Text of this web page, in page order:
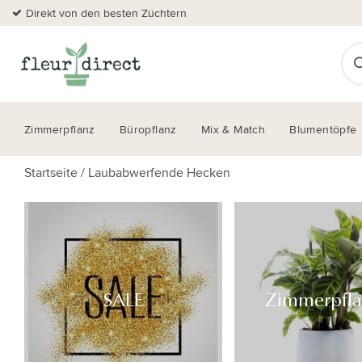
Direkt von den besten Züchtern
Zimmerpflanz Büropflanz Mix & Match Blumentöpfe
Startseite/ Laubabwerfende Hecken
SALE